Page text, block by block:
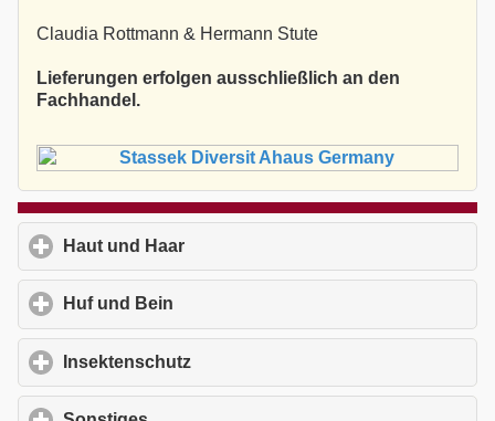
Claudia Rottmann & Hermann Stute
Lieferungen erfolgen ausschließlich an den
Fachhandel.
Haut und Haar
Huf und Bein
Insektenschutz